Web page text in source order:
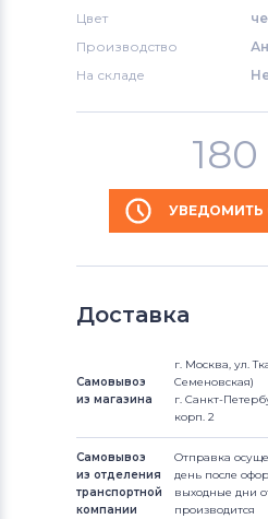
Цвет
Производство
На складе
180
УВЕДОМИТЬ
Доставка
Самовывоз
из магазина
г. Москва, ул.
Семеновская)
г. Санкт-
корп. 2
Самовывоз
из отделения
транспортной
компании
Отправка
день после
выходные дни
производится